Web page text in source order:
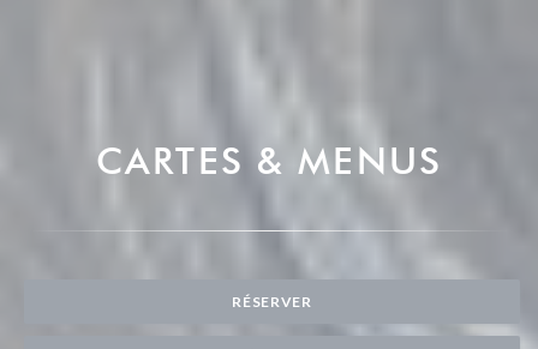
CARTES & MENUS
RÉSERVER